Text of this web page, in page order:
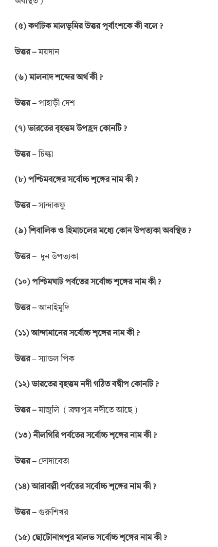
(৫)কর্ণাটক মালভূমির উত্তর পূর্বাংশকে কী বলে?
উত্তর–ময়দান
(৬)মালনাদ শব্দের অর্থ কী ?
উত্তর– পাহাড়ী দেশ
(৭)ভারতের বৃহত্তম উপহ্রদ কোনটি?
উত্তর– চিল্কা
(৮) পশ্চিমবঙ্গের সর্বোচ্চ শৃঙ্গের নাম কী ?
উত্তর–সান্দাকফু
(৯)শিবালিক ও হিমাচলের মধ্যে কোন উপত্যকা অবস্থিত?
উত্তর– দুন উপত্যকা
(১০) পশ্চিমঘাট পর্বতের সর্বোচ্চ শৃঙ্গের নাম কী ?
উত্তর–আনাইমুদি
(১১)আন্দামানের সর্বোচ্চ শৃঙ্গের নাম কী ?
উত্তর– স্যাডল পিক
(১২)ভারতের বৃহত্তম নদী গঠিত বদ্বীপ কোনটি?
উত্তর–মাজুলি ( ব্রহ্মপুত্র নদীতে আছে )
(১৩ )নীলগিরি পর্বতের সর্বোচ্চ শৃঙ্গের নাম কী ?
উত্তর– দোদাবেতা
(১৪)আরাবল্লী পর্বতের সর্বোচ্চ শৃঙ্গের নাম কী ?
উত্তর– গুরুশিখর
(১৫) ছোটোনাগপুর মালভ সর্বোচ্চ শৃঙ্গের নাম কী ?